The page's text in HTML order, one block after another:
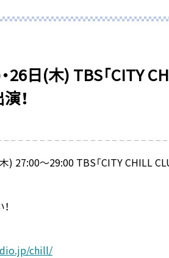
26日(木) TBS「CITY
！
) 27:00～29:00 TBS「CITY CHILL
chill/